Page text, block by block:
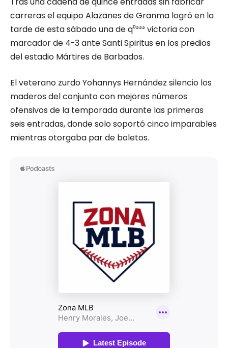
carreras el equipo Alazanes de Granma logró en la
tarde de esta sábado una de q⁰²²² victoria con
marcador de 4-3 ante Santi Spiritus en los predios
del estadio Mártires de Barbados.
El veterano zurdo Yohannys Hernández silencio los
maderos del conjunto con mejores números
ofensivos de la temporada durante las primeras
seis entradas, donde solo soportó cinco imparables
mientras otorgaba par de boletos.